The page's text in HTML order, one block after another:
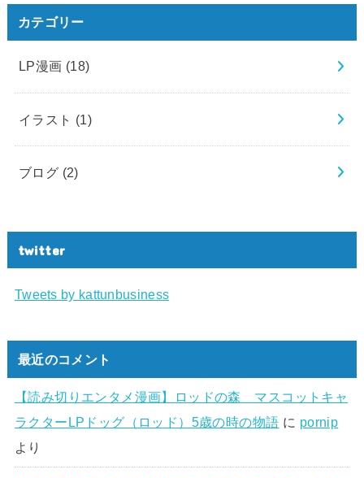
カテゴリー
LP漫画 (18)
イラスト (1)
ブログ (2)
twitter
Tweets by kattunbusiness
最近のコメント
【読み切りエンタメ漫画】ロッドの森 マスコットキャ
ラクターLPドッグ（ロッド）5歳の時の物語 に pornip
より